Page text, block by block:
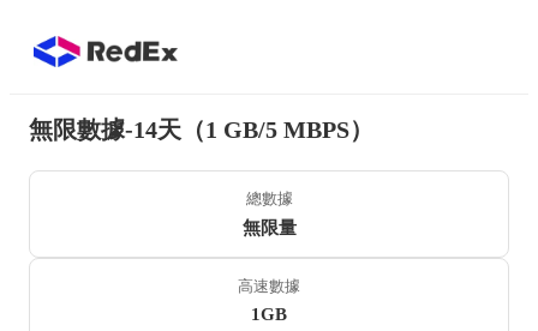
無限數據-14天（1 GB/5 MBPS）
總數據
無限量
高速數據
1GB